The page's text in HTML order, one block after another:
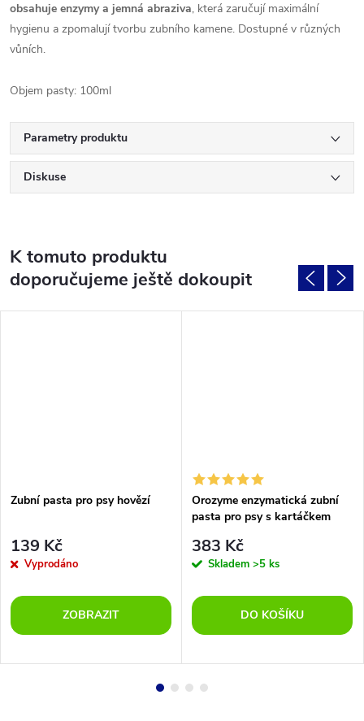
obsahuje enzymy a jemná abraziva, která zaručují maximální
hygienu a zpomalují tvorbu zubního kamene. Dostupné v různých
vůních.
Objem pasty: 100ml
Parametry produktu
Diskuse
K tomuto produktu
doporučujeme ještě dokoupit
Zubní pasta pro psy hovězí
139 Kč
Vyprodáno
ZOBRAZIT
Orozyme enzymatická zubní
pasta pro psy s kartáčkem
383 Kč
Skladem >5 ks
DO KOŠÍKU